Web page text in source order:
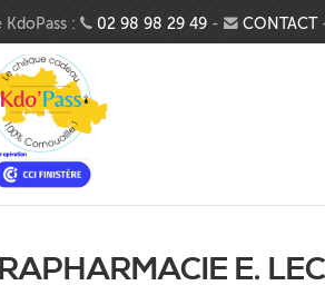
KdoPass : 02 98 98 29 49 - CONTACT
E.